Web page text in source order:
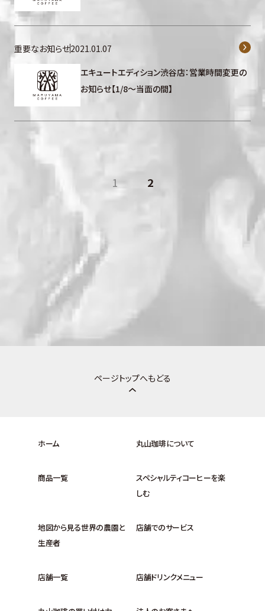
重要なお知らせ2021.01.07
エキュートエディション渋谷店：営業時間変更の
お知らせ【1/8～当面の間】
1 2
ページトップへもどる
ホーム 丸山珈琲について
商品一覧
スペシャルティコーヒーを楽
しむ
地図から見る世界の農園と
生産者
店舗でのサービス
店舗一覧 店舗ドリンクメニュー